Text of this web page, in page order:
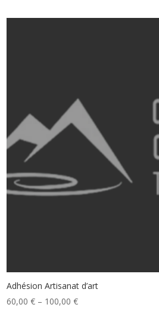
Adhésion Artisanat d’art
60,00€ – 100,00€